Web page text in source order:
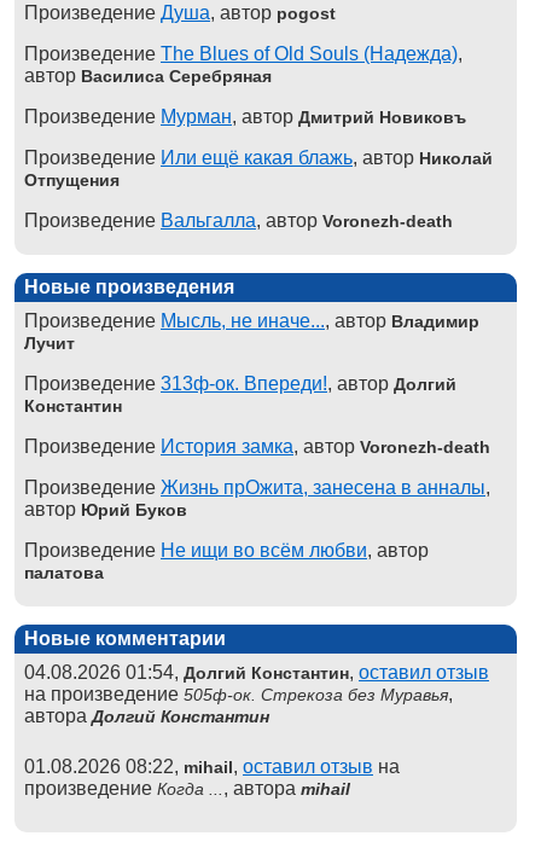
Произведение Душа, автор pogost
Произведение The Blues of Old Souls (Надежда),
автор Василиса Серебряная
Произведение Мурман, автор Дмитрий Новиковъ
Произведение Или ещё какая блажь, автор Николай
Отпущения
Произведение Вальгалла, автор Voronezh-death
Новые произведения
Произведение Мысль, не иначе..., автор Владимир
Лучит
Произведение 313ф-ок. Впереди!, автор Долгий
Константин
Произведение История замка, автор Voronezh-death
Произведение Жизнь прОжита, занесена в анналы,
автор Юрий Буков
Произведение Не ищи во всём любви, автор
палатова
Новые комментарии
04.08.2026 01:54, Долгий Константин, оставил отзыв
на произведение 505ф-ок. Стрекоза без Муравья,
автораДолгий Константин
01.08.2026 08:22, mihail, оставил отзыв на
произведение Когда ... , автора mihail